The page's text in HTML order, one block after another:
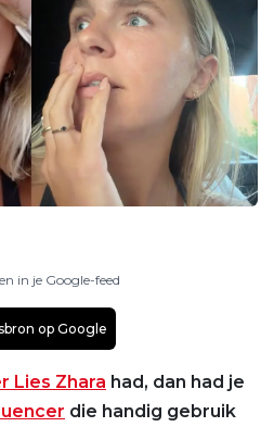
in je Google-feed
op Google
Lies Zhara had, dan had je
die handig gebruik